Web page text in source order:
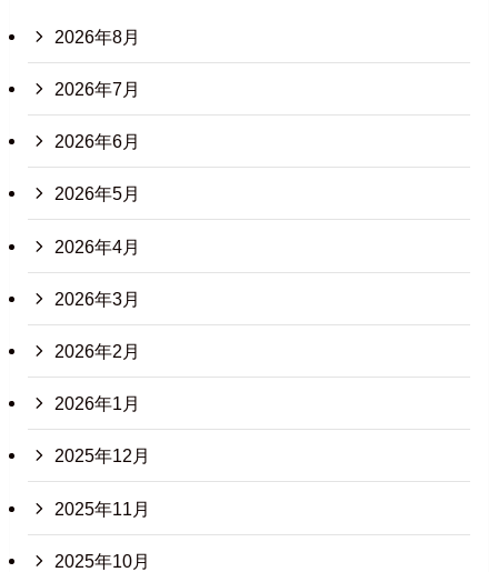
2026年8月
2026年7月
2026年6月
2026年5月
2026年4月
2026年3月
2026年2月
2026年1月
2025年12月
2025年11月
2025年10月